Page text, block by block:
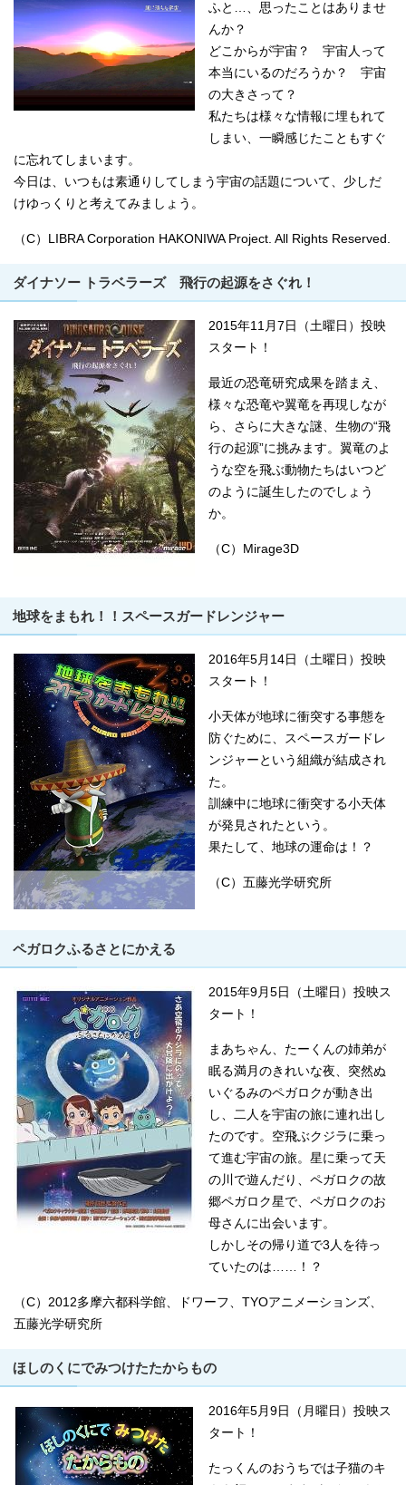
ふと…、思ったことはありませ
んか？
どこからが宇宙？ 宇宙人って
本当にいるのだろうか？ 宇宙
の大きさって？
私たちは様々な情報に埋もれて
しまい、一瞬感じたこともすぐ
に忘れてしまいます。
今日は、いつもは素通りしてしまう宇宙の話題について、少しだ
けゆっくりと考えてみましょう。
（C）LIBRA Corporation HAKONIWA Project. All Rights Reserved.
ダイナソー トラベラーズ 飛行の起源をさぐれ！
2015年11月7日（土曜日）投映
スタート！
最近の恐竜研究成果を踏まえ、
様々な恐竜や翼竜を再現しなが
ら、さらに大きな謎、生物の“飛
行の起源”に挑みます。翼竜のよ
うな空を飛ぶ動物たちはいつど
のように誕生したのでしょう
か。
（C）Mirage3D
地球をまもれ！！スペースガードレンジャー
2016年5月14日（土曜日）投映
スタート！
小天体が地球に衝突する事態を
防ぐために、スペースガードレ
ンジャーという組織が結成され
た。
訓練中に地球に衝突する小天体
が発見されたという。
果たして、地球の運命は！？
（C）五藤光学研究所
ペガロクふるさとにかえる
2015年9月5日（土曜日）投映ス
タート！
まあちゃん、たーくんの姉弟が
眠る満月のきれいな夜、突然ぬ
いぐるみのペガロクが動き出
し、二人を宇宙の旅に連れ出し
たのです。空飛ぶクジラに乗っ
て進む宇宙の旅。星に乗って天
の川で遊んだり、ペガロクの故
郷ペガロク星で、ペガロクのお
母さんに出会います。
しかしその帰り道で3人を待っ
ていたのは……！？
（C）2012多摩六都科学館、ドワーフ、TYOアニメーションズ、
五藤光学研究所
ほしのくにでみつけたたからもの
2016年5月9日（月曜日）投映ス
タート！
たっくんのおうちでは子猫のキ